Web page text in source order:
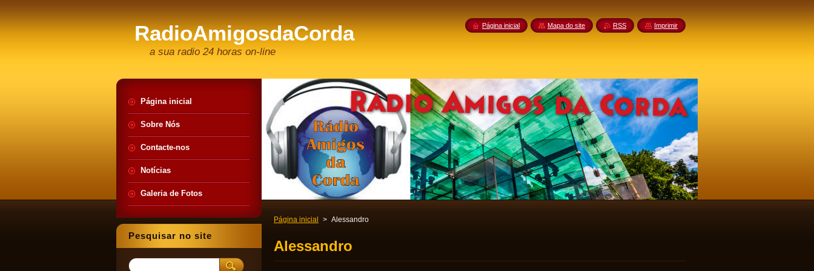
RadioAmigosdaCorda
a sua radio 24 horas on-line
Página inicial > Alessandro
Alessandro
Página inicial
Sobre Nós
Contacte-nos
Notícias
Galeria de Fotos
Pesquisar no site
Página inicial Mapa do site RSS Imprimir